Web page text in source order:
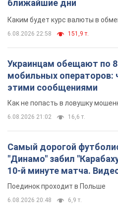
ближайшие дни
Каким будет курс валюты в
6.08.2026 22:58 151,9 т.
Украинцам обещают по
мобильных операторов:
этими сообщениями
Как не попасть в ловушку
6.08.2026 21:02 16,6 т.
Самый дорогой
"Динамо" забил
10-й минуте матча.
Поединок проходит в Польше
6.08.2026 20:48 6,9 т.